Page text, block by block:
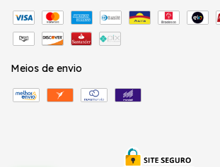
Meios de envio